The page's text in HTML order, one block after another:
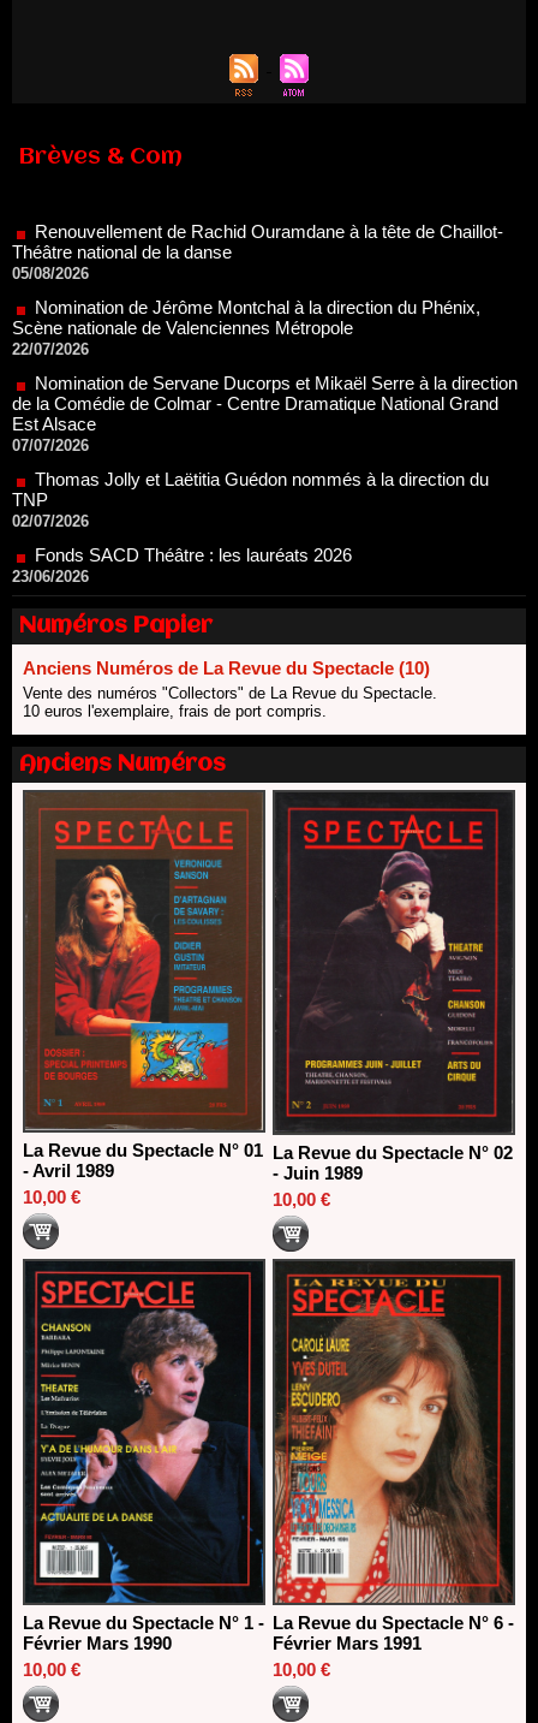
Brèves & Com
05/08/2026
Nomination de Jérôme Montchal à la direction du Phénix,
Scène nationale de Valenciennes Métropole
22/07/2026
Nomination de Servane Ducorps et Mikaël Serre à la direction
de la Comédie de Colmar - Centre Dramatique National Grand
Est Alsace
07/07/2026
Thomas Jolly et Laëtitia Guédon nommés à la direction du
TNP
02/07/2026
Fonds SACD Théâtre : les lauréats 2026
23/06/2026
Dispositif ARTCENA Écrire pour le cirque, les lauréats 2026 !
20/06/2026
Le palmarès des prix SACD 2026
18/06/2026
Les 10 lauréats du Fonds Grandes Formes Théâtre 2026
SACD
13/06/2026
Nomination de Nathalie Garraud et Olivier Saccomano à la
direction du Théâtre de Gennevilliers - CDN
13/06/2026
Dispositif SACD Auteurs d'espaces : les lauréats 2026
18/03/2026
Numéros Papier
Anciens Numéros de La Revue du Spectacle (10)
Vente des numéros "Collectors" de La Revue du Spectacle.
10 euros l'exemplaire, frais de port compris.
Anciens Numéros
La Revue du Spectacle N° 01
- Avril 1989
10,00 €
La Revue du Spectacle N° 02
- Juin 1989
10,00 €
La Revue du Spectacle N° 1 -
Février Mars 1990
10,00 €
La Revue du Spectacle N° 6 -
Février Mars 1991
10,00 €